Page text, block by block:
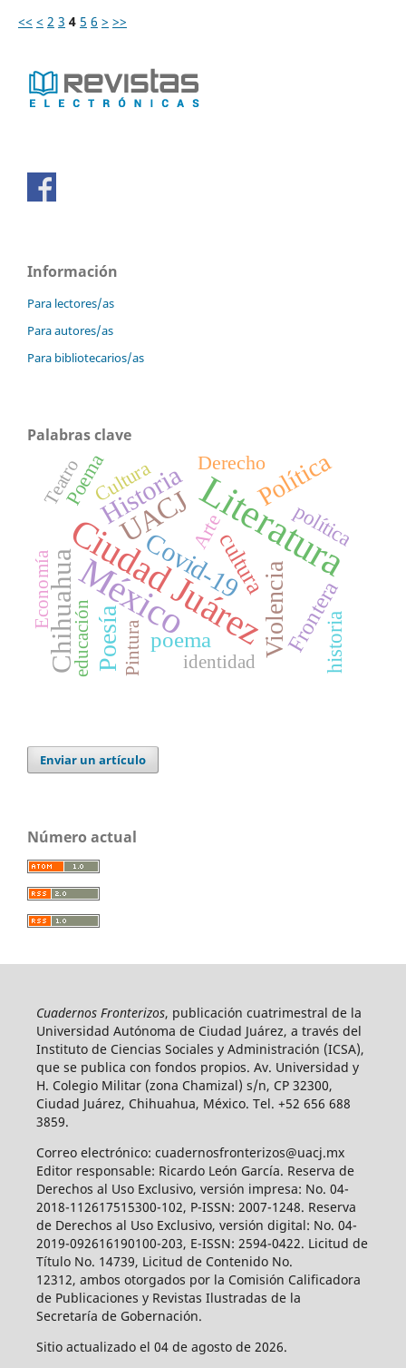
<< < 2 3 4 5 6 > >>
Información
Para lectores/as
Para autores/as
Para bibliotecarios/as
Palabras clave
Literatura
Ciudad Juárez
México
UACJ
Chihuahua
Historia
Covid-19
Poesía Violencia
Política
cultura
poema Frontera
política
historia
Cultura
Poema
Arte
Derecho
Teatro
educación identidad
Economía
Pintura
Enviar un artículo
Número actual
Cuadernos Fronterizos, publicación cuatrimestral de la
Universidad Autónoma de Ciudad Juárez, a través del
Instituto de Ciencias Sociales y Administración (ICSA),
que se publica con fondos propios. Av. Universidad y
H. Colegio Militar (zona Chamizal) s/n, CP 32300,
Ciudad Juárez, Chihuahua, México. Tel. +52 656 688
3859.
Correo electrónico: cuadernosfronterizos@uacj.mx
Editor responsable: Ricardo León García. Reserva de
Derechos al Uso Exclusivo, versión impresa: No. 04-
2018-112617515300-102, P-ISSN: 2007-1248. Reserva
de Derechos al Uso Exclusivo, versión digital: No. 04-
2019-092616190100-203, E-ISSN: 2594-0422. Licitud de
Título No. 14739, Licitud de Contenido No.
12312, ambos otorgados por la Comisión Calificadora
de Publicaciones y Revistas Ilustradas de la
Secretaría de Gobernación.
Sitio actualizado el 04 de agosto de 2026.